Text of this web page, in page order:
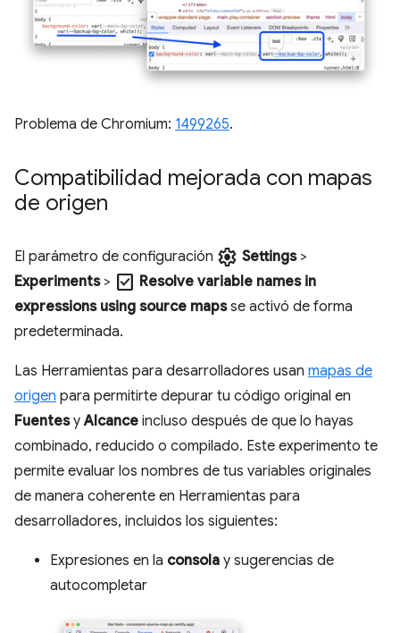
Problema de Chromium: 1499265.
Compatibilidad mejorada con mapas
de origen
El parámetro de configuración settings Settings>
Experiments> check_box Resolve variable names in
expressions using source mapsse activó de forma
predeterminada.
Las Herramientas para desarrolladores usan mapas de
origen para permitirte depurar tu código original en
FuentesyAlcance incluso después de que lo hayas
combinado, reducido o compilado. Este experimento te
permite evaluar los nombres de tus variables originales
de manera coherente en Herramientas para
desarrolladores, incluidos los siguientes:
Expresiones en la consola y sugerencias de
autocompletar